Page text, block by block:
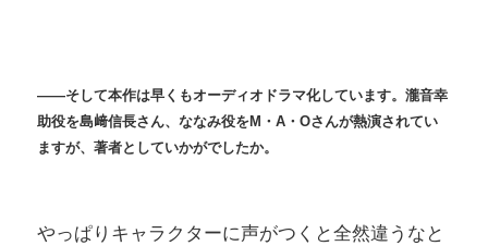
――そして本作は早くもオーディオドラマ化しています。瀧音幸
助役を島﨑信長さん、ななみ役をM・A・Oさんが熱演されてい
ますが、著者としていかがでしたか。
やっぱりキャラクターに声がつくと全然違うなと